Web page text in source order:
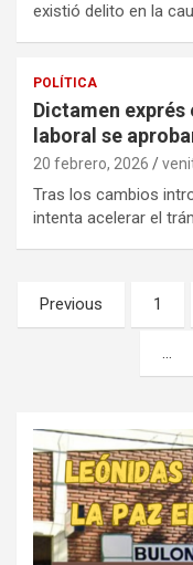
existió delito en la
POLÍTICA
Dictamen
laboral se
20 febrero, 2026
Tras los cambios
intenta acelerar el
Paginación
de
Previous 1
…